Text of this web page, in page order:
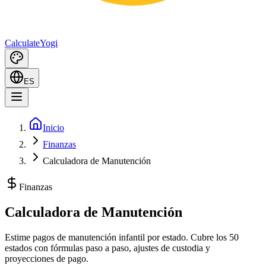
CalculateYogi
ES
Inicio
Finanzas
Calculadora de Manutención
Finanzas
Calculadora de Manutención
Estime pagos de manutención infantil por estado. Cubre los 50
estados con fórmulas paso a paso, ajustes de custodia y
proyecciones de pago.